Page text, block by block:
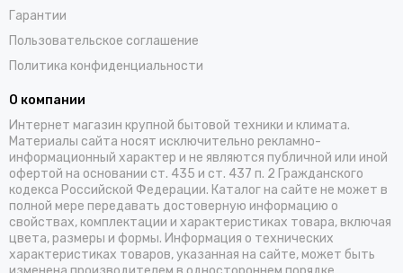
Гарантии
Пользовательское соглашение
Политика конфиденциальности
О компании
Интернет магазин крупной бытовой техники и климата.
Материалы сайта носят исключительно рекламно-
информационный характер и не являются публичной или иной
офертой на основании ст. 435 и ст. 437 п. 2 Гражданского
кодекса Российской Федерации. Каталог на сайте не может в
полной мере передавать достоверную информацию о
свойствах, комплектации и характеристиках товара, включая
цвета, размеры и формы. Информация о технических
характеристиках товаров, указанная на сайте, может быть